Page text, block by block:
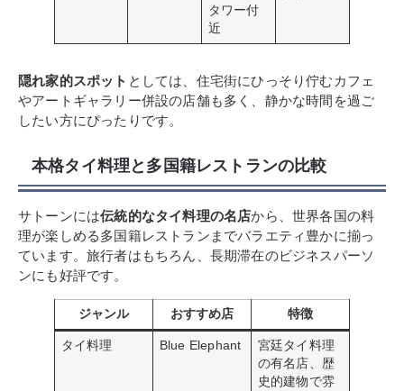
タワー付
近
隠れ家的スポット としては、住宅街にひっそり佇むカフェ
やアートギャラリー併設の店舗も多く、静かな時間を過ご
したい方にぴったりです。
本格タイ料理と多国籍レストランの比較
サトーンには伝統的なタイ料理の名店から、世界各国の料
理が楽しめる多国籍レストランまでバラエティ豊かに揃っ
ています。旅行者はもちろん、長期滞在のビジネスパーソ
ンにも好評です。
ジャンル おすすめ店 特徴
タイ料理 Blue Elephant
宮廷タイ料理
の有名店、歴
史的建物で雰